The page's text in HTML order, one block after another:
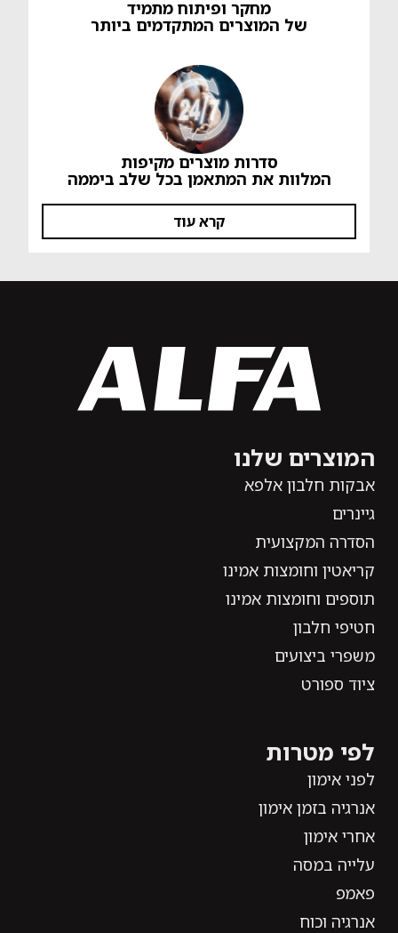
מחקר ופיתוח מתמיד
של המוצרים המתקדמים ביותר
סדרות מוצרים מקיפות
המלוות את המתאמן בכל שלב ביממה
קרא עוד
המוצרים שלנו
אבקות חלבון אלפא
גיינרים
הסדרה המקצועית
קריאטין וחומצות אמינו
תוספים וחומצות אמינו
חטיפי חלבון
משפרי ביצועים
ציוד ספורט
לפי מטרות
לפני אימון
אנרגיה בזמן אימון
אחרי אימון
עלייה במסה
פאמפ
אנרגיה וכוח